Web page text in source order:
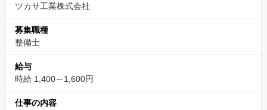
す。
✨カジュアル面談も実施中、転職に迷われている方も
当社の事を知って頂く為に、WEBにてカジュアル面談も実施して
転職について悩まれている方、当社について知りたい方も積極的
ツカサ工業株式会社
募集職種
整備士
給与
時給 1,400～1,600円
仕事の内容